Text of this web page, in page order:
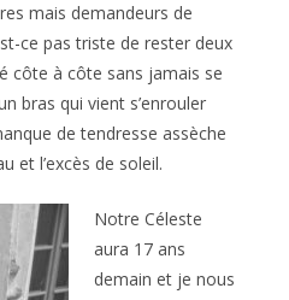
mais demandeurs de
ce pas triste de rester deux
côte à côte sans jamais se
bras qui vient s’enrouler
de tendresse assèche
et l’excès de soleil.
Notre Céleste
aura 17 ans
demain et je nous